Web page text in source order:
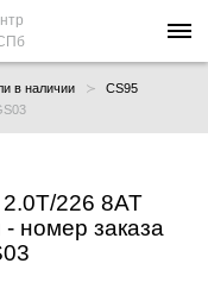
в наличии
CS95
226 8AT
номер заказа